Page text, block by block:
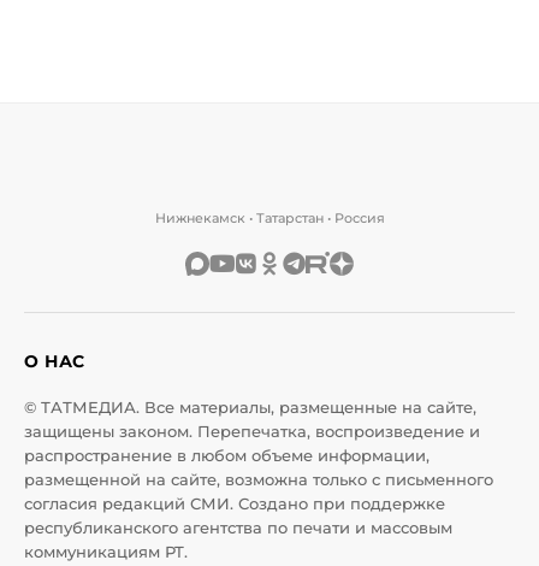
Нижнекамск • Татарстан • Россия
О НАС
© ТАТМЕДИА. Все материалы, размещенные на сайте,
защищены законом. Перепечатка, воспроизведение и
распространение в любом объеме информации,
размещенной на сайте, возможна только с письменного
согласия редакций СМИ. Создано при поддержке
республиканского агентства по печати и массовым
коммуникациям РТ.